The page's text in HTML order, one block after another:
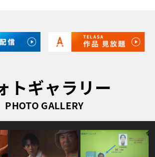
トギャラリー
PHOTO GALLERY